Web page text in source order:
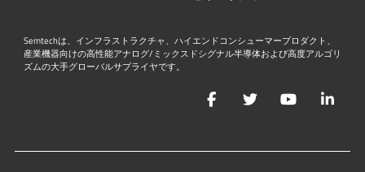
Semtechは、インフラストラクチャ、ハイエンドコンシューマープロダクト、
産業機器向けの高性能アナログ/ミックスドシグナル半導体および高度アルゴリ
ズムの大手グローバルサプライヤです。
FacebookTwitterYouTube